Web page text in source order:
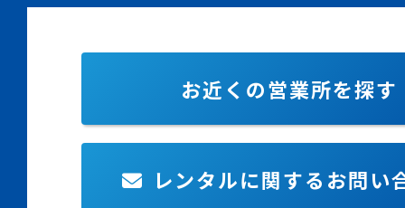
お近くの営業所を探す
レンタルに関するお問い